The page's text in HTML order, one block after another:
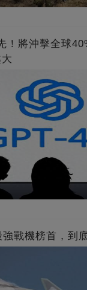
！將沖擊全球
戰機榜首，到